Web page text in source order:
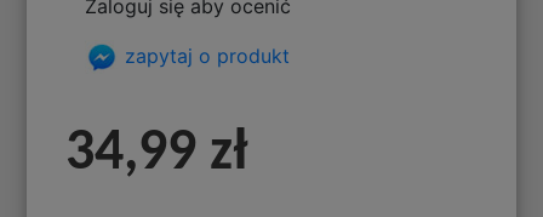
Zaloguj się aby ocenić
zapytaj o produkt
34,99 zł